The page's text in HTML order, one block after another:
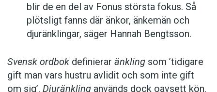
blir de en del av Fonus största fokus. Så
plötsligt fanns där änkor, änkemän och
djuränklingar, säger Hannah Bengtsson.
Svensk ordbok definierar änkling som ’tidigare
gift man vars hustru av­lidit och som inte gift
om sig’. Djuränkling används dock oavsett kön.